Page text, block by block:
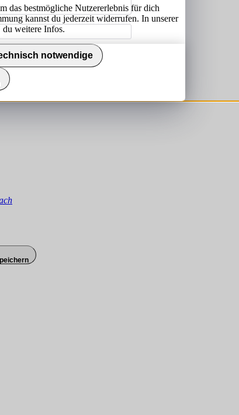
(m/w/d)
das bestmögliche Nutzererlebnis für dich
kannst du jederzeit widerrufen. In unserer
du weitere Infos.
notwendige